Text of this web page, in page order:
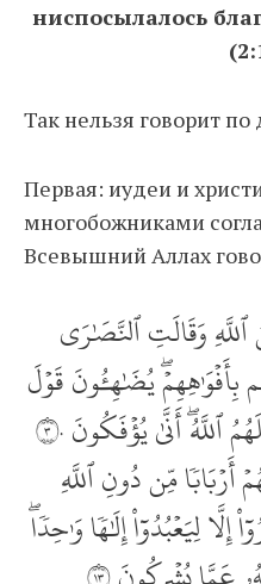
ниспосылалось
Так нельзя говорит
Первая: иудеи и
многобожниками
Всевышний Аллах
ٱللَّهِ وَقَالَتِ ٱلنَّصَٰرَى
بِأَفۡوَٰهِهِمۡۖ يُضَٰهِ‍ُٔونَ قَوۡلَ
ٱلَّذِينَ كَفَرُواْ مِن قَبۡلُۚ قَٰتَلَهُمُ ٱللَّهُۖ أَنَّىٰ يُؤۡفَكُونَ ٣٠
أَرۡبَابٗا مِّن دُونِ ٱللَّهِ
إِلَّا لِيَعۡبُدُوٓاْ إِلَٰهٗا وَٰحِدٗاۖ